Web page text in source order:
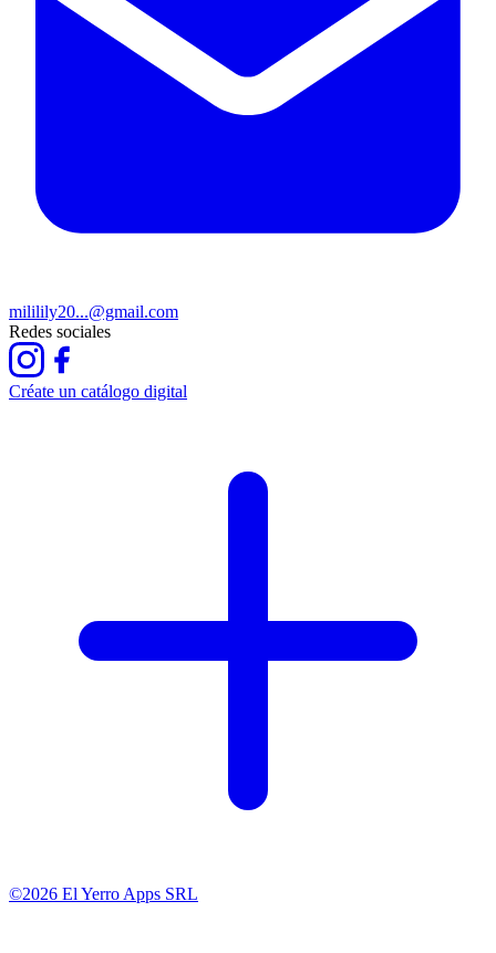
mililily20...@gmail.com
Redes sociales
Créate un catálogo digital
©2026 El Yerro Apps SRL